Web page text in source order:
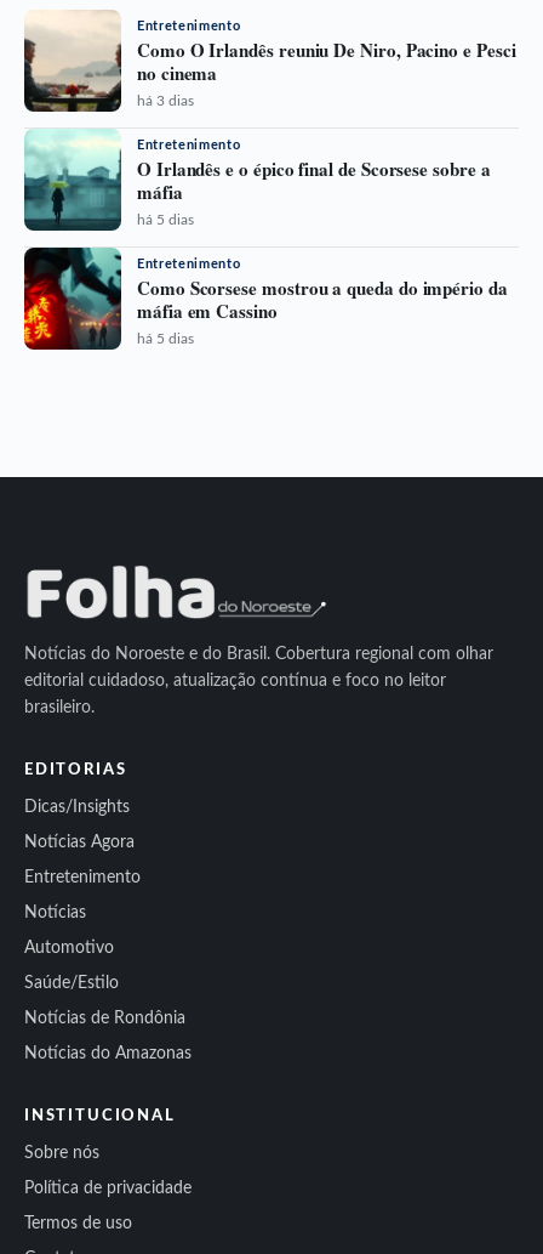
Entretenimento
Como O Irlandês reuniu De Niro, Pacino e Pesci
no cinema
há 3 dias
Entretenimento
O Irlandês e o épico final de Scorsese sobre a
máfia
há 5 dias
Entretenimento
Como Scorsese mostrou a queda do império da
máfia em Cassino
há 5 dias
Notícias do Noroeste e do Brasil. Cobertura regional com olhar
editorial cuidadoso, atualização contínua e foco no leitor
brasileiro.
EDITORIAS
Dicas/Insights
Notícias Agora
Entretenimento
Notícias
Automotivo
Saúde/Estilo
Notícias de Rondônia
Notícias do Amazonas
INSTITUCIONAL
Sobre nós
Política de privacidade
Termos de uso